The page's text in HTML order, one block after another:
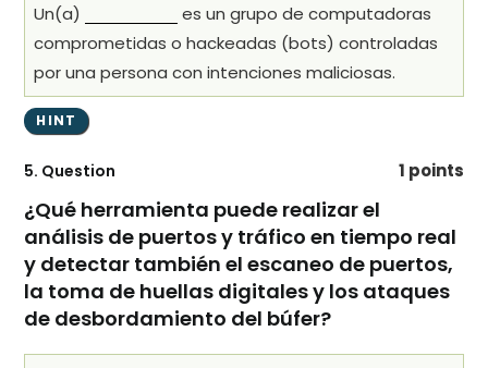
Un(a)
es un grupo de computadoras
comprometidas o hackeadas (bots) controladas
por una persona con intenciones maliciosas.
5. Question 1 points
¿Qué herramienta puede realizar el
análisis de puertos y tráfico en tiempo real
y detectar también el escaneo de puertos,
la toma de huellas digitales y los ataques
de desbordamiento del búfer?